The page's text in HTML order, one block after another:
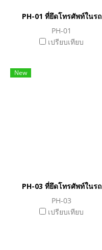
PH-01 ที่ยึดโทรศัพท์ในรถ
PH-01
เปรียบเทียบ
New
PH-03 ที่ยึดโทรศัพท์ในรถ
PH-03
เปรียบเทียบ